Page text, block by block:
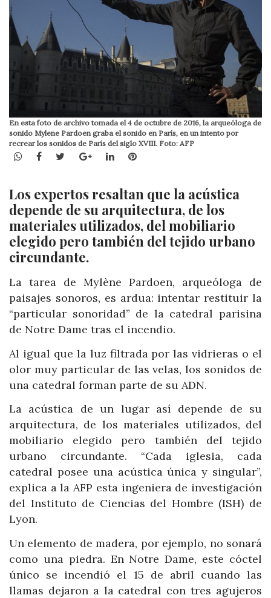
En esta foto de archivo tomada el 4 de octubre de 2016, la arqueóloga de
sonido Mylene Pardoen graba el sonido en París, en un intento por
recrear los sonidos de París del siglo XVIII. Foto: AFP
WhatsApp
Facebook
TwitterGoogle+LinkedInPinterest
Los expertos resaltan que la acústica
depende de su arquitectura, de los
materiales utilizados, del mobiliario
elegido pero también del tejido urbano
circundante.
La tarea de Mylène Pardoen, arqueóloga de
paisajes sonoros, es ardua: intentar restituir la
“particular sonoridad” de la catedral parisina
de Notre Dame tras el incendio.
Al igual que la luz filtrada por las vidrieras o el
olor muy particular de las velas, los sonidos de
una catedral forman parte de su ADN.
La acústica de un lugar así depende de su
arquitectura, de los materiales utilizados, del
mobiliario elegido pero también del tejido
urbano circundante. “Cada iglesia, cada
catedral posee una acústica única y singular”,
explica a la AFP esta ingeniera de investigación
del Instituto de Ciencias del Hombre (ISH) de
Lyon.
Un elemento de madera, por ejemplo, no sonará
como una piedra. En Notre Dame, este cóctel
único se incendió el 15 de abril cuando las
llamas dejaron a la catedral con tres agujeros